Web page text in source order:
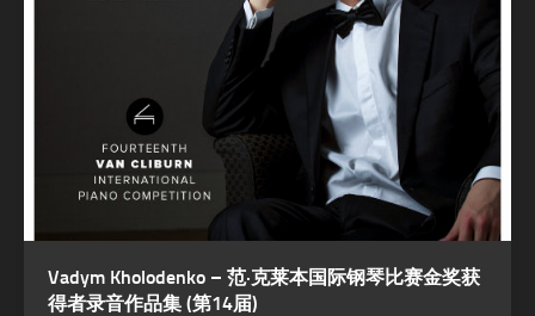
Vadym Kholodenko – 范·克莱本国际钢琴比赛金奖获
得者录音作品集 (第14届)